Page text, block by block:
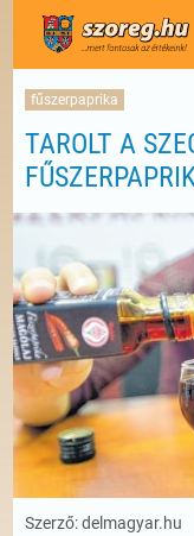
fűszerpaprika
TAROLT A
Szerző: delmagyar.hu